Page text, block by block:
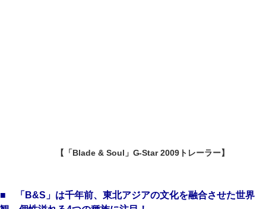
【「Blade & Soul」G-Star 2009トレーラー】
■ 「B&S」は千年前、東北アジアの文化を融合させた世界